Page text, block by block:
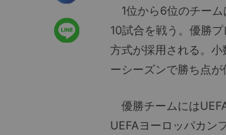
1位から6位のチーム
10試合を戦う。優勝
方式が採用される。
ーシーズンで勝ち点が
優勝チームには
UEFAヨーロッパカン